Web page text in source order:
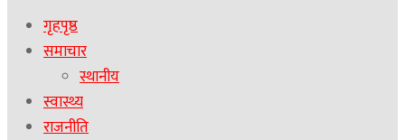
गृहपृष्ठ
समाचार
स्थानीय
स्वास्थ्य
राजनीति